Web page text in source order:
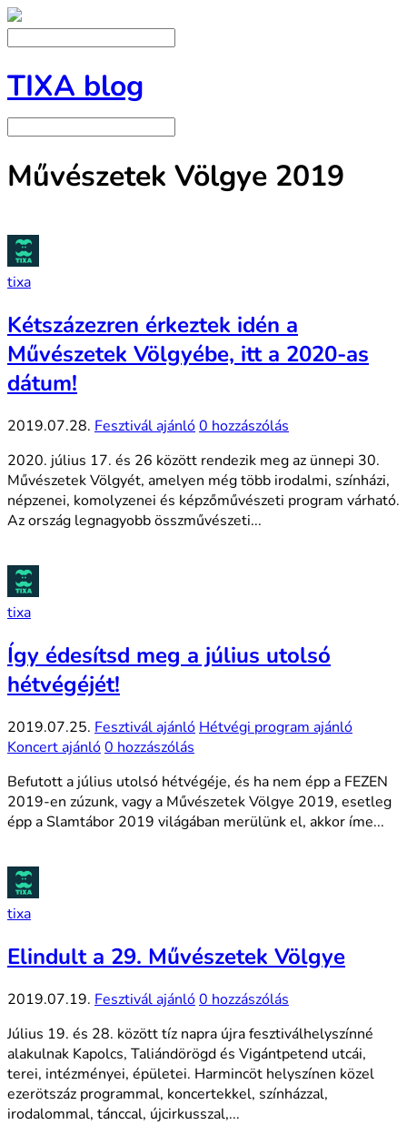
TIXA blog
Művészetek Völgye 2019
tixa
Kétszázezren érkeztek idén a
Művészetek Völgyébe, itt a 2020-as
dátum!
2019.07.28. Fesztivál ajánló0 hozzászólás
2020. július 17. és 26 között rendezik meg az ünnepi 30.
Művészetek Völgyét, amelyen még több irodalmi, színházi,
népzenei, komolyzenei és képzőművészeti program várható.
Az ország legnagyobb összművészeti...
tixa
Így édesítsd meg a július utolsó
hétvégéjét!
2019.07.25. Fesztivál ajánló Hétvégi program ajánló
Koncert ajánló0 hozzászólás
Befutott a július utolsó hétvégéje, és ha nem épp a FEZEN
2019-en zúzunk, vagy a Művészetek Völgye 2019, esetleg
épp a Slamtábor 2019 világában merülünk el, akkor íme...
tixa
Elindult a 29. Művészetek Völgye
2019.07.19. Fesztivál ajánló0 hozzászólás
Július 19. és 28. között tíz napra újra fesztiválhelyszínné
alakulnak Kapolcs, Taliándörögd és Vigántpetend utcái,
terei, intézményei, épületei. Harmincöt helyszínen közel
ezerötszáz programmal, koncertekkel, színházzal,
irodalommal, tánccal, újcirkusszal,...